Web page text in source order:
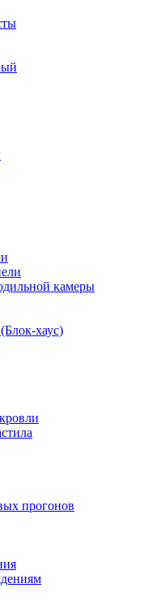
камеры
хаус)
прогонов